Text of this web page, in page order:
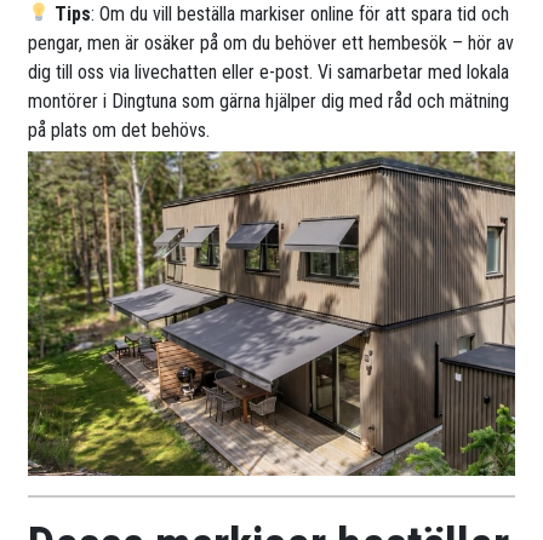
Tips: Om du vill beställa markiser online för att spara tid och
pengar, men är osäker på om du behöver ett hembesök – hör av
dig till oss via livechatten eller e-post. Vi samarbetar med lokala
montörer i Dingtuna som gärna hjälper dig med råd och mätning
på plats om det behövs.